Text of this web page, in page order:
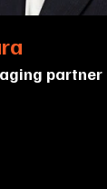
partner